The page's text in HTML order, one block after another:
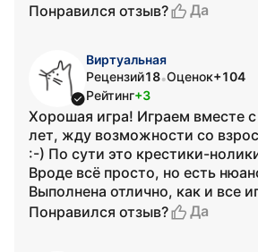
Понравился отзыв?
Да
Виртуальная
Рецензий18•Оценок+104
Рейтинг+3
Хорошая игра! Играем вместе
лет, жду возможности со
:-) По сути это крестики-
Вроде всё просто, но есть
Выполнена отлично, как и все
Понравился отзыв?
Да